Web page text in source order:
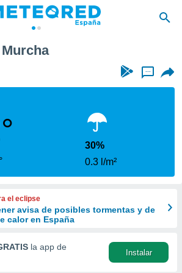
...
30%
0.3 l/m²
el eclipse
avisa de posibles tormentas y de
calor en España
la app de
Instalar